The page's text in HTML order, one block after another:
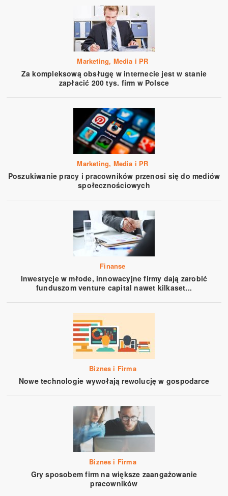
Marketing, Media i PR
Za kompleksową obsługę w internecie jest w stanie
zapłacić 200 tys. firm w Polsce
Marketing, Media i PR
Poszukiwanie pracy i pracowników przenosi się do mediów
społecznościowych
Finanse
Inwestycje w młode, innowacyjne firmy dają zarobić
funduszom venture capital nawet kilkaset...
Biznes i Firma
Nowe technologie wywołają rewolucję w gospodarce
Biznes i Firma
Gry sposobem firm na większe zaangażowanie
pracowników